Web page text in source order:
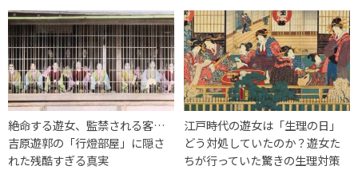
絶命する遊女、監禁される客…
吉原遊郭の「行燈部屋」に隠さ
れた残酷すぎる真実
江戸時代の遊女は「生理の日」
どう対処していたのか？遊女た
ちが行っていた驚きの生理対策